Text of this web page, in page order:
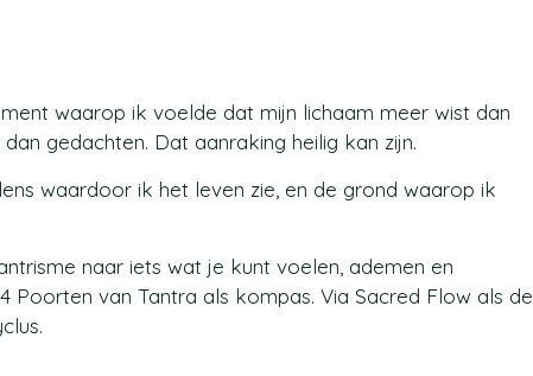
waarop ik voelde dat mijn lichaam meer wist dan
gedachten. Dat aanraking heilig kan zijn.
waardoor ik het leven zie, en de grond waarop ik
naar iets wat je kunt voelen, ademen en
Poorten van Tantra als kompas. Via Sacred Flow als de